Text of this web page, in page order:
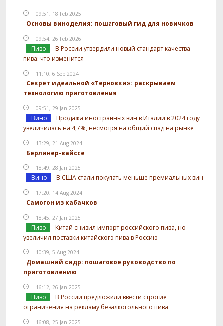
09:51, 18 Feb 2025
Основы виноделия: пошаговый гид для новичков
09:54, 26 Feb 2026
Пиво
В России утвердили новый стандарт качества
пива: что изменится
11:10, 6 Sep 2024
Секрет идеальной «Терновки»: раскрываем
технологию приготовления
09:51, 29 Jan 2025
Вино
Продажа иностранных вин в Италии в 2024 году
увеличилась на 4,7%, несмотря на общий спад на рынке
13:29, 21 Aug 2024
Берлинер-вайссе
18:49, 28 Jan 2025
Вино В США стали покупать меньше премиальных вин
17:20, 14 Aug 2024
Самогон из кабачков
18:45, 27 Jan 2025
Пиво
Китай снизил импорт российского пива, но
увеличил поставки китайского пива в Россию
10:39, 5 Aug 2024
Домашний сидр: пошаговое руководство по
приготовлению
16:12, 26 Jan 2025
Пиво
В России предложили ввести строгие
ограничения на рекламу безалкогольного пива
16:08, 25 Jan 2025